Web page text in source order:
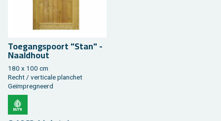
Toe­gangs­poort "Stan" -
Naald­hout
180 x 100 cm
Recht / ver­ti­ca­le plan­chet
Geïmpreg­neerd